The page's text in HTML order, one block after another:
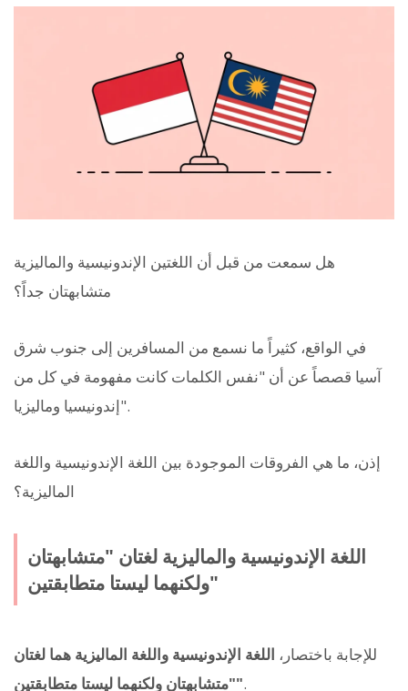
هل سمعت من قبل أن اللغتين الإندونيسية والماليزية
متشابهتان جداً؟
في الواقع، كثيراً ما نسمع من المسافرين إلى جنوب شرق
آسيا قصصاً عن أن "نفس الكلمات كانت مفهومة في كل من
إندونيسيا وماليزيا".
إذن، ما هي الفروقات الموجودة بين اللغة الإندونيسية واللغة
الماليزية؟
اللغة الإندونيسية والماليزية لغتان "متشابهتان
ولكنهما ليستا متطابقتين"
للإجابة باختصار، اللغة الإندونيسية واللغة الماليزية هما لغتان
"متشابهتان ولكنهما ليستا متطابقتين".